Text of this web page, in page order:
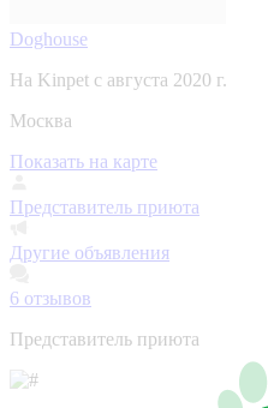
Doghouse
На Kinpet c августа 2020 г.
Москва
Показать на карте
Представитель приюта
Другие объявления
6 отзывов
Представитель приюта